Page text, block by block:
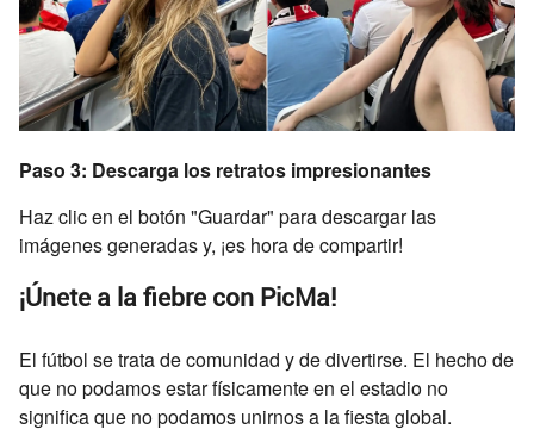
Paso 3: Descarga los retratos impresionantes
Haz clic en el botón "Guardar" para descargar las
imágenes generadas y, ¡es hora de compartir!
¡Únete a la fiebre con PicMa!
El fútbol se trata de comunidad y de divertirse. El hecho de
que no podamos estar físicamente en el estadio no
significa que no podamos unirnos a la fiesta global.